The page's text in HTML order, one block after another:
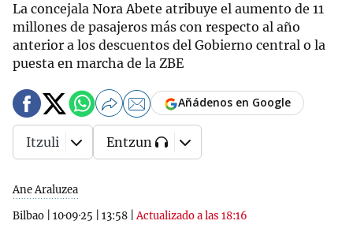
La concejala Nora Abete atribuye el aumento de 11
millones de pasajeros más con respecto al año
anterior a los descuentos del Gobierno central o la
puesta en marcha de la ZBE
Ane Araluzea
Bilbao
10·09·25 13:58 |Actualizado a las 18:16
Añádenos en Google
Itzuli Entzun